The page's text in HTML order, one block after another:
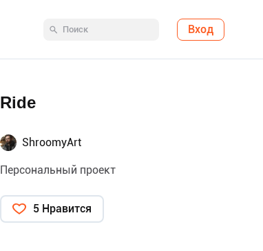
Вход
Ride
ShroomyArt
Персональный проект
5 Нравится